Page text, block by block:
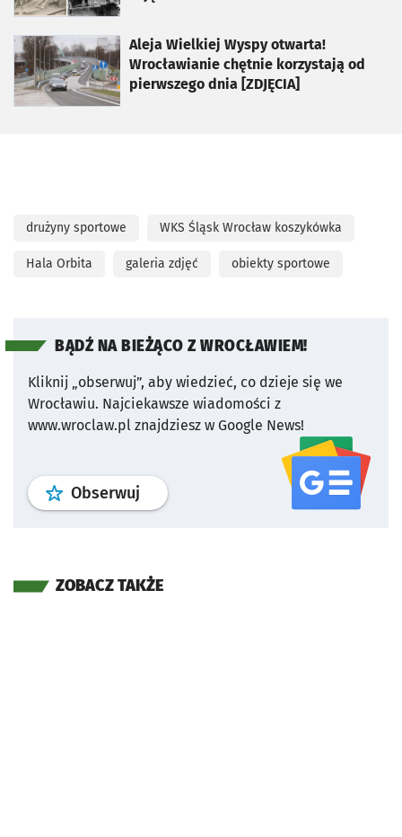
Aleja Wielkiej Wyspy otwarta!
Wrocławianie chętnie korzystają od
pierwszego dnia [ZDJĘCIA]
otworzy się w nowej karcie
drużyny sportowe WKS Śląsk Wrocław koszykówka
Hala Orbita galeria zdjęć obiekty sportowe
BĄDŹ NA BIEŻĄCO Z WROCŁAWIEM!
Kliknij „obserwuj”, aby wiedzieć, co dzieje się we
Wrocławiu. Najciekawsze wiadomości z
www.wroclaw.pl znajdziesz w Google News!
Obserwuj profil serwisu
ZOBACZ TAKŻE